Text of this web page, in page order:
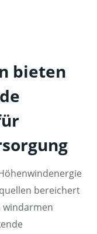
bieten
bereichert
windarmen